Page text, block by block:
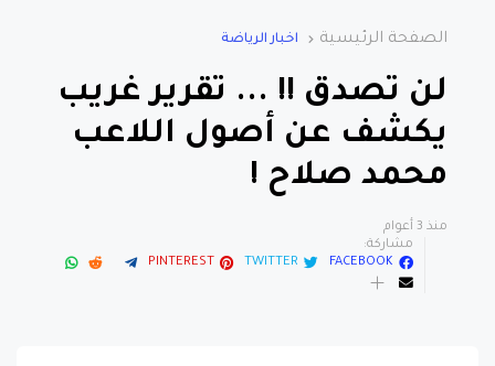
الصفحة الرئيسية اخبار الرياضة
لن تصدق !! ... تقرير غريب
يكشف عن أصول اللاعب
محمد صلاح !
منذ 3 أعوام
مشاركة:
FACEBOOK
TWITTER
PINTEREST